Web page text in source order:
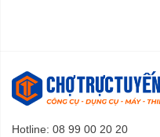
Hotline: 08 99 00 20 20